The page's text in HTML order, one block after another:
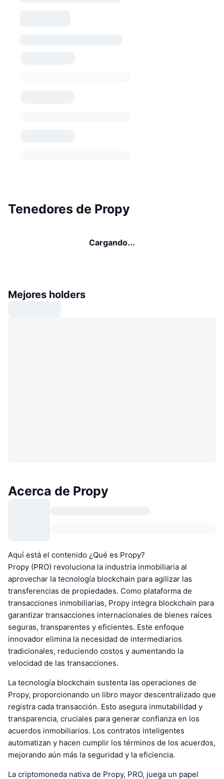
Tenedores de Propy
Cargando...
Mejores holders
Acerca de Propy
Aquí está el contenido ¿Qué es Propy?
Propy (PRO) revoluciona la industria inmobiliaria al
aprovechar la tecnología blockchain para agilizar las
transferencias de propiedades. Como plataforma de
transacciones inmobiliarias, Propy integra blockchain para
garantizar transacciones internacionales de bienes raíces
seguras, transparentes y eficientes. Este enfoque
innovador elimina la necesidad de intermediarios
tradicionales, reduciendo costos y aumentando la
velocidad de las transacciones.
La tecnología blockchain sustenta las operaciones de
Propy, proporcionando un libro mayor descentralizado que
registra cada transacción. Esto asegura inmutabilidad y
transparencia, cruciales para generar confianza en los
acuerdos inmobiliarios. Los contratos inteligentes
automatizan y hacen cumplir los términos de los acuerdos,
mejorando aún más la seguridad y la eficiencia.
La criptomoneda nativa de Propy, PRO, juega un papel